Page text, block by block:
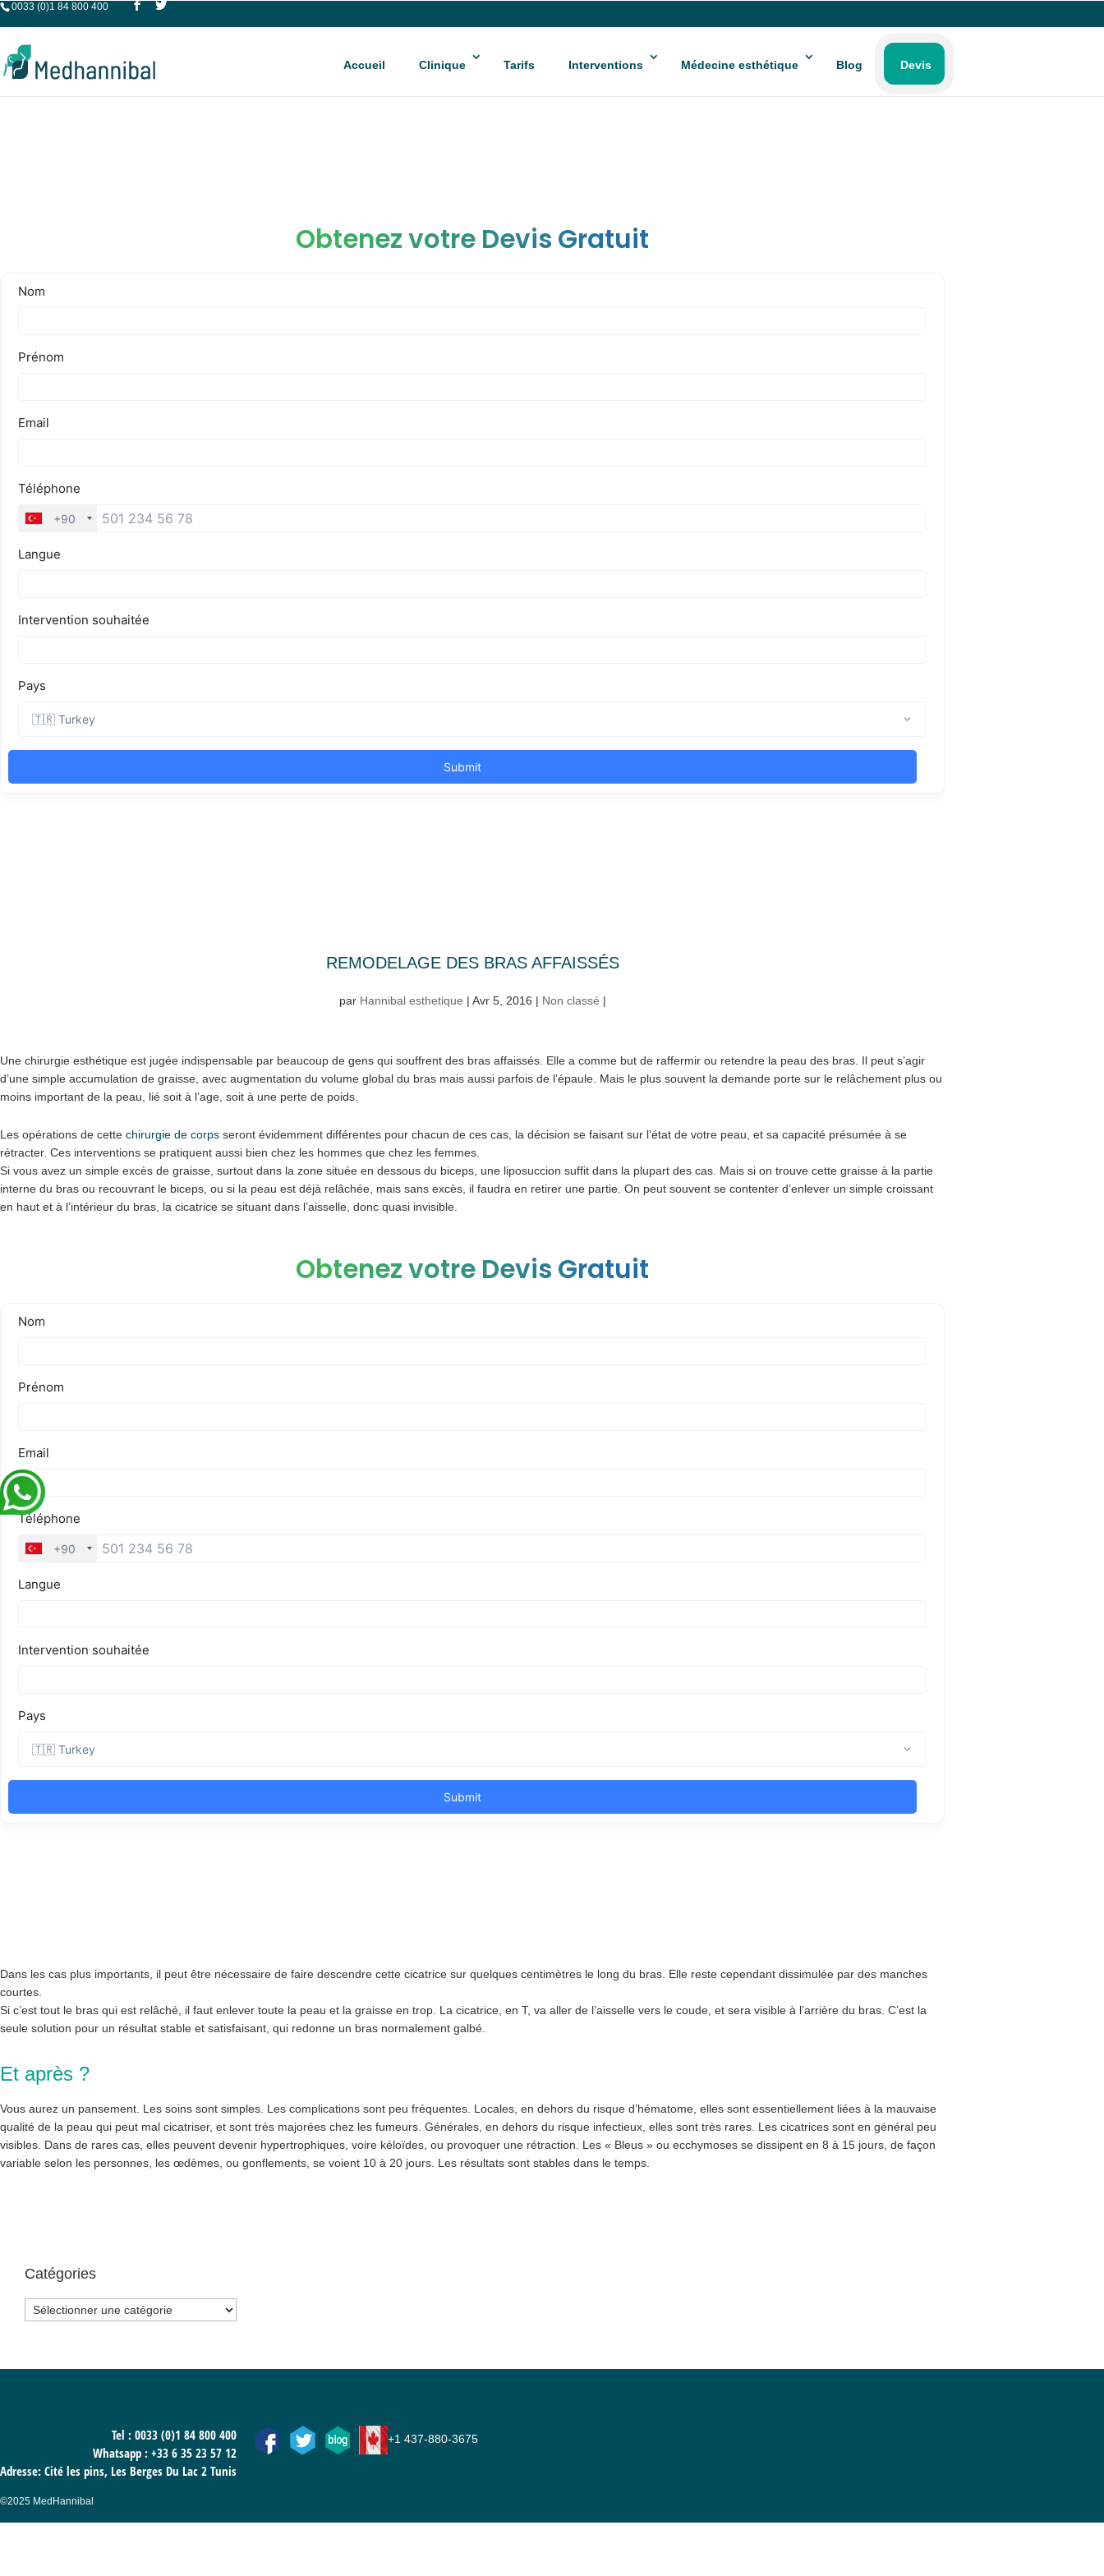
0033 (0)1 84 800 400
Accueil Clinique Tarifs Interventions Médecine esthétique Blog Devis
Obtenez votre Devis Gratuit
REMODELAGE DES BRAS AFFAISSÉS
par Hannibal esthetique | Avr 5, 2016 | Non classé |
Une chirurgie esthétique est jugée indispensable par beaucoup de gens qui souffrent des bras affaissés. Elle a comme but de raffermir ou retendre la peau des bras. Il peut s’agir
d’une simple accumulation de graisse, avec augmentation du volume global du bras mais aussi parfois de l’épaule. Mais le plus souvent la demande porte sur le relâchement plus ou
moins important de la peau, lié soit à l’age, soit à une perte de poids.
Les opérations de cette chirurgie de corps seront évidemment différentes pour chacun de ces cas, la décision se faisant sur l’état de votre peau, et sa capacité présumée à se
rétracter. Ces interventions se pratiquent aussi bien chez les hommes que chez les femmes.
Si vous avez un simple excès de graisse, surtout dans la zone située en dessous du biceps, une liposuccion suffit dans la plupart des cas. Mais si on trouve cette graisse à la partie
interne du bras ou recouvrant le biceps, ou si la peau est déjà relâchée, mais sans excès, il faudra en retirer une partie. On peut souvent se contenter d’enlever un simple croissant
en haut et à l’intérieur du bras, la cicatrice se situant dans l’aisselle, donc quasi invisible.
Obtenez votre Devis Gratuit
Dans les cas plus importants, il peut être nécessaire de faire descendre cette cicatrice sur quelques centimètres le long du bras. Elle reste cependant dissimulée par des manches
courtes.
Si c’est tout le bras qui est relâché, il faut enlever toute la peau et la graisse en trop. La cicatrice, en T, va aller de l’aisselle vers le coude, et sera visible à l’arrière du bras. C’est la
seule solution pour un résultat stable et satisfaisant, qui redonne un bras normalement galbé.
Et après ?
Vous aurez un pansement. Les soins sont simples. Les complications sont peu fréquentes. Locales, en dehors du risque d’hématome, elles sont essentiellement liées à la mauvaise
qualité de la peau qui peut mal cicatriser, et sont très majorées chez les fumeurs. Générales, en dehors du risque infectieux, elles sont très rares. Les cicatrices sont en général peu
visibles. Dans de rares cas, elles peuvent devenir hypertrophiques, voire kéloïdes, ou provoquer une rétraction. Les « Bleus » ou ecchymoses se dissipent en 8 à 15 jours, de façon
variable selon les personnes, les œdèmes, ou gonflements, se voient 10 à 20 jours. Les résultats sont stables dans le temps.
Catégories
Catégories
Tel : 0033 (0)1 84 800 400
Whatsapp : +33 6 35 23 57 12
Adresse: Cité les pins, Les Berges Du Lac 2 Tunis
+1 437-880-3675
©2025 MedHannibal